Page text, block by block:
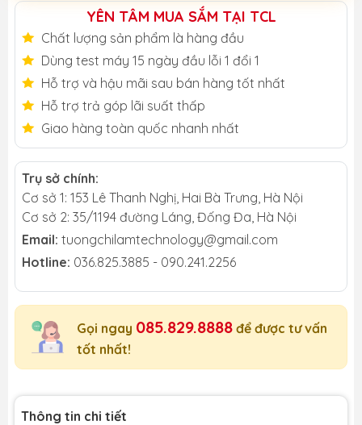
YÊN TÂM MUA SẮM TẠI TCL
Chất lượng sản phẩm là hàng đầu
Dùng test máy 15 ngày đầu lỗi 1 đổi 1
Hỗ trợ và hậu mãi sau bán hàng tốt nhất
Hỗ trợ trả góp lãi suất thấp
Giao hàng toàn quốc nhanh nhất
Trụ sở chính:
Cơ sở 1: 153 Lê Thanh Nghị, Hai Bà Trưng, Hà Nội
Cơ sở 2: 35/1194 đường Láng, Đống Đa, Hà Nội
Email: tuongchilamtechnology@gmail.com
Hotline: 036.825.3885 - 090.241.2256
Gọi ngay 085.829.8888 để được tư vấn
tốt nhất!
Thông tin chi tiết